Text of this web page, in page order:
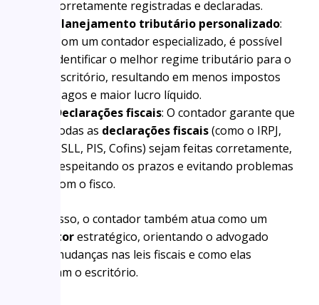
corretamente registradas e declaradas.
Planejamento tributário personalizado:
Com um contador especializado, é possível
identificar o melhor regime tributário para o
escritório, resultando em menos impostos
pagos e maior lucro líquido.
Declarações fiscais: O contador garante que
todas as declarações fiscais(como o IRPJ,
CSLL, PIS, Cofins) sejam feitas corretamente,
respeitando os prazos e evitando problemas
com o fisco.
Além disso, o contador também atua como um
consultorestratégico, orientando o advogado
sobre mudanças nas leis fiscais e como elas
impactam o escritório.